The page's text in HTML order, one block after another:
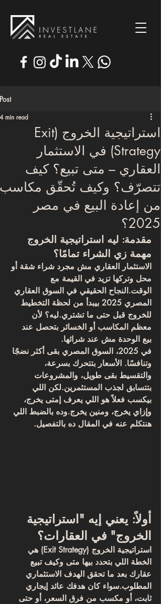
Post
استراتيجية الخروج (Exit
Strategy) في الاستثمار
العقاري – متى تبيع؟ كيف
تتصرّف؟ وكيف تُحقّق مكاسب
من إعادة البيع في مصر
2025؟
4 min read
مقدمة: ليه استراتيجية الخروج
مهمة زي الشراء تمامًا؟
الاستثمار العقاري مش مجرد شراء شقة أو
محل وتركها تزيد في القيمة مع
الوقت.النجاح الحقيقي في السوق العقاري
المصري 2025 بيبدأ
من لحظة التخطيط
للخروج قبل حتى ما تشتري.ليه؟ لأن
معظم المكاسب أو الخسائر بتحصل عند
بيع الوحدة مش عند شرائها.
في 2025، السوق المصري بقى أكثر نضجًا
وتنافسًا. الأسعار بتتحرك بسرعة،
والتقسيط بقى طويل، والمشروعات
بتتسابق لجذب المستثمرين.لكن اللي
بيكسب فعلاً هو اللي يعرف إمتى يخرج،
وإزاي يخرج، ومنين يخرج.وده بالضبط اللي
هنتكلم عنه في المقال ده بالتفصيل.
أولاً: يعني إيه "استراتيجية
الخروج" في العقارات؟
استراتيجية الخروج (Exit Strategy) هي
الخطة اللي بتحدد بيها متى وكيف تبيع
عقارك بعد ما تحقق الهدف الاستثماري
المطلوب.سواء كان هدفك عائد إيجاري
ثابت، أو مكسب من فرق السعر، أو حتى